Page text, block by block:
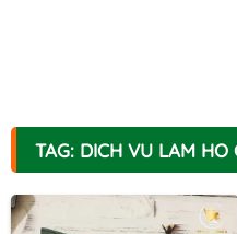
TAG: DICH VU LAM HO